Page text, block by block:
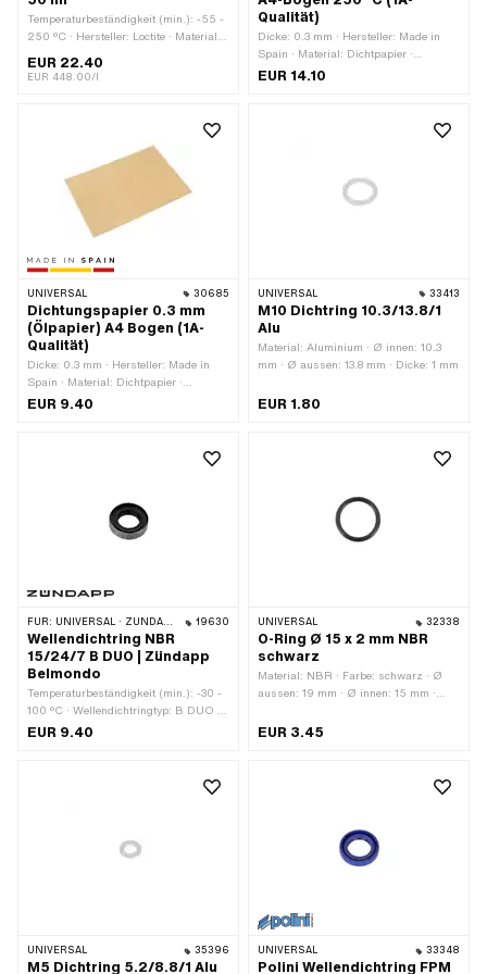
Temperaturbeständigkeit (min.): -55 -
250 °C · Hersteller: Loctite · Material:
schwarz · Spaltmass (max.): 1 mm ·
EUR 22.40
EUR 448.00/l
Qualität)
Dicke: 0.3 mm · Hersteller: Made in
Spain · Material: Dichtpapier ·
Verwendungsort: Universal
EUR 14.10
UNIVERSAL 30685
Dichtungspapier 0.3 mm
(Ölpapier) A4 Bogen (1A-
Qualität)
Dicke: 0.3 mm · Hersteller: Made in
Spain · Material: Dichtpapier ·
Verwendungsort: Universal
EUR 9.40
UNIVERSAL 33413
M10 Dichtring 10.3/13.8/1
Alu
Material: Aluminium · Ø innen: 10.3
mm · Ø aussen: 13.8 mm · Dicke: 1 mm
EUR 1.80
FÜR: UNIVERSAL · ZÜNDAPP BELMONDO · ZÜNDAPP 19630
Wellendichtring NBR
15/24/7 B DUO | Zündapp
Belmondo
Temperaturbeständigkeit (min.): -30 -
100 °C · Wellendichtringtyp: B DUO -
Mit Blech-Aussenmantel / zwei
9 mm · Ø aussen: 35 mm · Ø innen:
EUR 9.40
UNIVERSAL 32338
O-Ring Ø 15 x 2 mm NBR
schwarz
Material: NBR · Farbe: schwarz · Ø
aussen: 19 mm · Ø innen: 15 mm ·
EUR 3.45
UNIVERSAL 35396
M5 Dichtring 5.2/8.8/1 Alu
UNIVERSAL 33348
Polini Wellendichtring FPM